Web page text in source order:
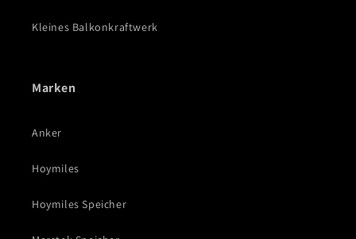
Kleines Balkonkraftwerk
Marken
Anker
Hoymiles
Hoymiles Speicher